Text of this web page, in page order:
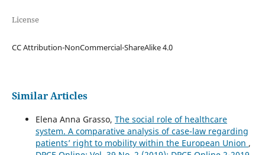
License
CC Attribution-NonCommercial-ShareAlike 4.0
Similar Articles
Elena Anna Grasso, The social role of healthcare
system. A comparative analysis of case-law regarding
patients’ right to mobility within the European Union ,